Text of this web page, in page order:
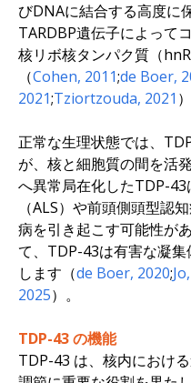
びDNAに結合する高度に
TARDBP遺伝子によって
核リボ核タンパク質（
（Cohen, 2011;de Boer,
2021;Tziortzouda, 2021
正常な生理状態では、
が、核と細胞質の間を活
へ異常局在化したTDP-
（ALS）や前頭側頭型認
病を引き起こす可能性が
て、TDP-43は有害な凝
します（de Boer, 2020;
2025）。
TDP-43 の機能
TDP-43 は、核内におけ